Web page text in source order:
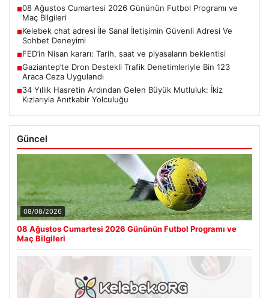
■08 Ağustos Cumartesi 2026 Gününün Futbol Programı ve
Maç Bilgileri
■Kelebek chat adresi İle Sanal İletişimin Güvenli Adresi Ve
Sohbet Deneyimi
■FED’in Nisan kararı: Tarih, saat ve piyasaların beklentisi
■Gaziantep’te Dron Destekli Trafik Denetimleriyle Bin 123
Araca Ceza Uygulandı
■34 Yıllık Hasretin Ardından Gelen Büyük Mutluluk: İkiz
Kızlarıyla Anıtkabir Yolculuğu
Güncel
08/08/2026
08 Ağustos Cumartesi 2026 Gününün Futbol Programı ve
Maç Bilgileri